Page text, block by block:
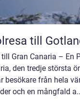
till
till Gran Canaria – En
den tredje största
besökare från hela
och en mångfald